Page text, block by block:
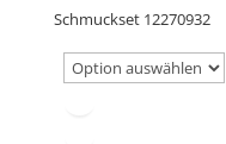
Schmuckset 12270932